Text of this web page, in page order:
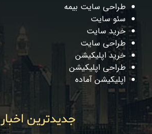
طراحی سایت بیمه
سئو سایت
خرید سایت
طراحی سایت
خرید اپلیکیشن
طراحی اپلیکیشن
اپلیکیشن آماده
جدیدترین اخبار